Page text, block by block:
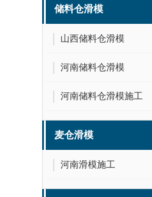
储料仓滑模
山西储料仓滑模
河南储料仓滑模
河南储料仓滑模施工
麦仓滑模
河南滑模施工